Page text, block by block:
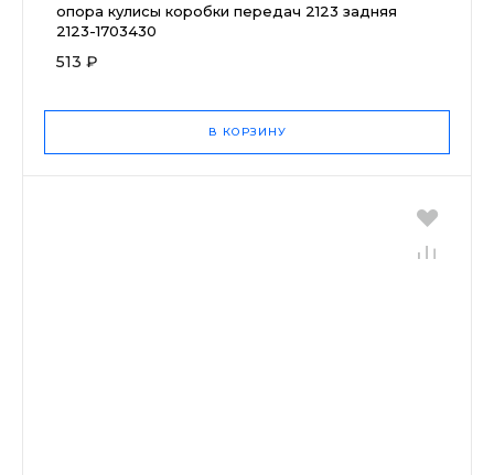
опора кулисы коробки передач 2123 задняя
2123-1703430
513 ₽
В КОРЗИНУ